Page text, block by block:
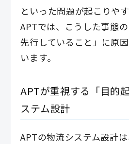
といった問題が起こりやす
APTでは、こうした事態
先行していること」に原
います。
APTが重視する「目的
ステム設計
APTの物流システム設計